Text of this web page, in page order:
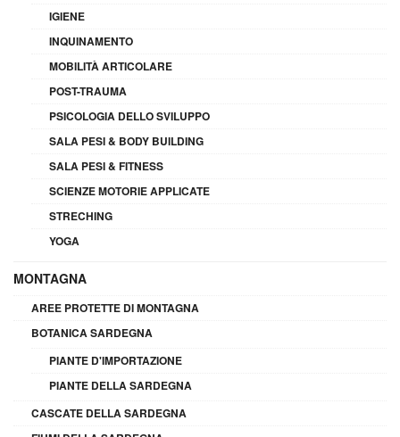
IGIENE
INQUINAMENTO
MOBILITÀ ARTICOLARE
POST-TRAUMA
PSICOLOGIA DELLO SVILUPPO
SALA PESI & BODY BUILDING
SALA PESI & FITNESS
SCIENZE MOTORIE APPLICATE
STRECHING
YOGA
MONTAGNA
AREE PROTETTE DI MONTAGNA
BOTANICA SARDEGNA
PIANTE D'IMPORTAZIONE
PIANTE DELLA SARDEGNA
CASCATE DELLA SARDEGNA